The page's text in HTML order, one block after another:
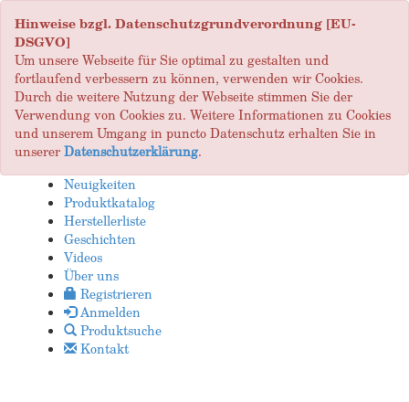
Hinweise bzgl. Datenschutzgrundverordnung [EU-
DSGVO]
Um unsere Webseite für Sie optimal zu gestalten und
fortlaufend verbessern zu können, verwenden wir Cookies.
Durch die weitere Nutzung der Webseite stimmen Sie der
Verwendung von Cookies zu. Weitere Informationen zu Cookies
und unserem Umgang in puncto Datenschutz erhalten Sie in
unsererDatenschutzerklärung.
Neuigkeiten
Produktkatalog
Herstellerliste
Geschichten
Videos
Über uns
Registrieren
Anmelden
Produktsuche
Kontakt